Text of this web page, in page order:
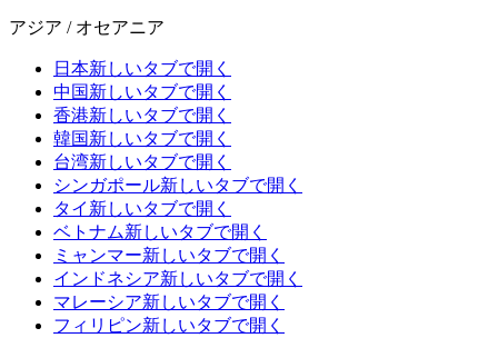
アジア / オセアニア
日本新しいタブで開く
中国新しいタブで開く
香港新しいタブで開く
韓国新しいタブで開く
台湾新しいタブで開く
シンガポール新しいタブで開く
タイ 新しいタブで開く
ベトナム新しいタブで開く
ミャンマー新しいタブで開く
インドネシア新しいタブで開く
マレーシア新しいタブで開く
フィリピン新しいタブで開く